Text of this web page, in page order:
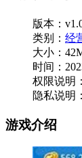
版本：
类别： 经
大小：
时间：
权限说明：
隐私说明：
游戏介绍